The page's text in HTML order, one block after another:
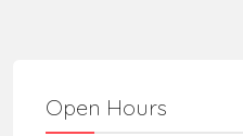
Open Hours